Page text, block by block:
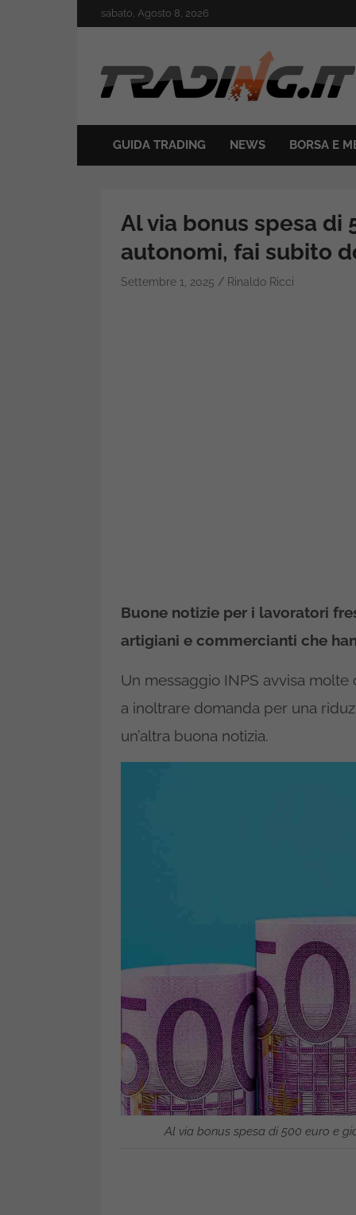
to
sabato, Agosto 8, 2026
Trading.it
GUIDA TRADING NEWS BORSA E
Al via bonus spesa di
autonomi, fai subito
Settembre 1, 2025 Rinaldo Ricci
Buone notizie per i lavoratori
artigiani e commercianti che
Un messaggio INPS avvisa
a inoltrare domanda per una
un’altra buona notizia.
Al via bonus spesa di 500 euro e